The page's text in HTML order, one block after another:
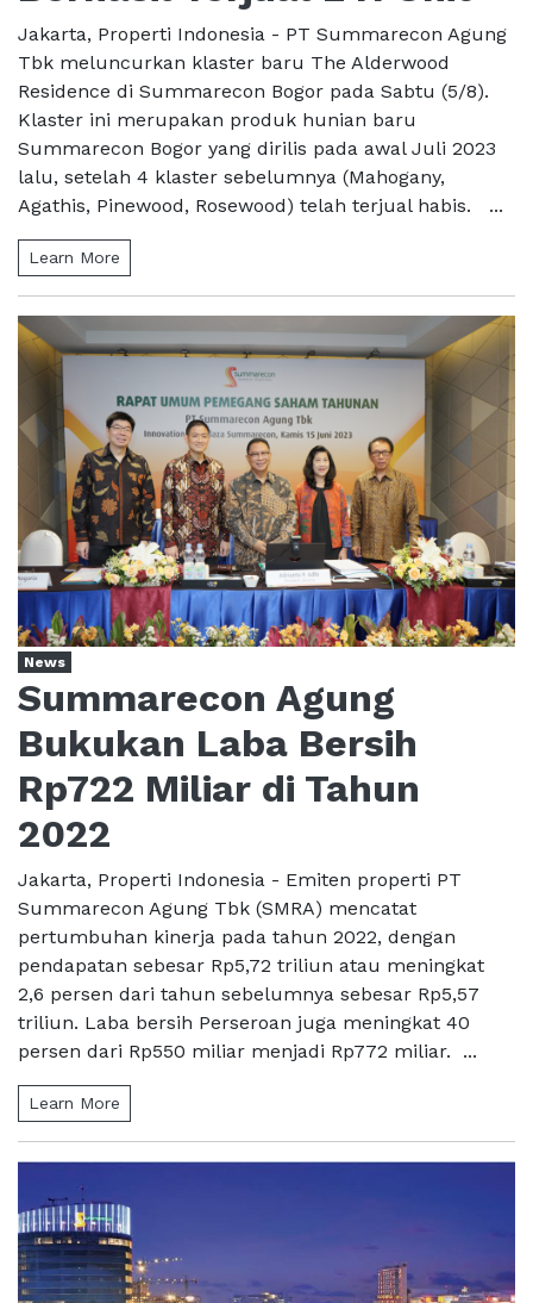
Jakarta, Properti Indonesia - PT Summarecon Agung
Tbk meluncurkan klaster baru The Alderwood
Residence di Summarecon Bogor pada Sabtu (5/8).
Klaster ini merupakan produk hunian baru
Summarecon Bogor yang dirilis pada awal Juli 2023
lalu, setelah 4 klaster sebelumnya (Mahogany,
Agathis, Pinewood, Rosewood) telah terjual habis. ...
Learn More
News
Summarecon Agung
Bukukan Laba Bersih
Rp722 Miliar di Tahun
2022
Jakarta, Properti Indonesia - Emiten properti PT
Summarecon Agung Tbk (SMRA) mencatat
pertumbuhan kinerja pada tahun 2022, dengan
pendapatan sebesar Rp5,72 triliun atau meningkat
2,6 persen dari tahun sebelumnya sebesar Rp5,57
triliun. Laba bersih Perseroan juga meningkat 40
persen dari Rp550 miliar menjadi Rp772 miliar. ...
Learn More